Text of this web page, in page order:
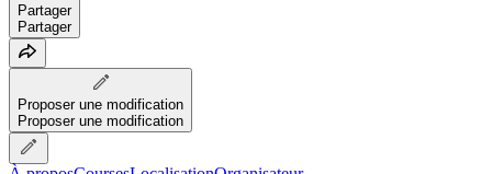
Partager
Partager
Proposer une modification
Proposer une modification